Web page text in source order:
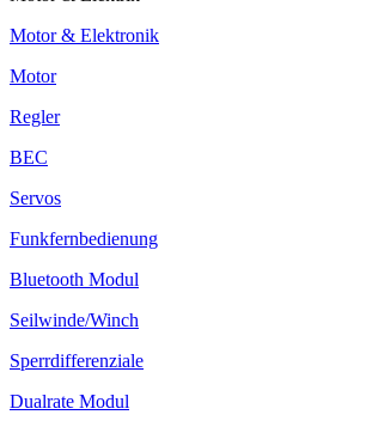
Motor & Elektronik
Motor
Regler
BEC
Servos
Funkfernbedienung
Bluetooth Modul
Seilwinde/Winch
Sperrdifferenziale
Dualrate Modul